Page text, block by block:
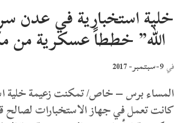
خلية استخبارية في عدن
الله” خططاً عسكرية من
في 9-سبتمبر- 2017
المساء برس – خاص/ تمكنت زعيمة خلية
كانت تعمل في جهاز الاستخبارات لصالح